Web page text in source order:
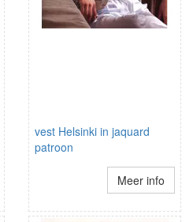
vest Helsinki in jaquard
patroon
Meer info